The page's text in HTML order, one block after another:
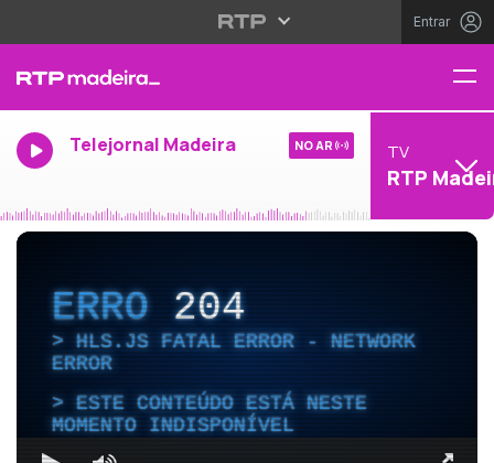
Entrar
Telejornal Madeira NO AR TV
RTP
ERRO204
HLS.JS FATAL ERROR - NETWORK
ERROR
ESTE CONTEÚDO ESTÁ NESTE
MOMENTO INDISPONÍVEL